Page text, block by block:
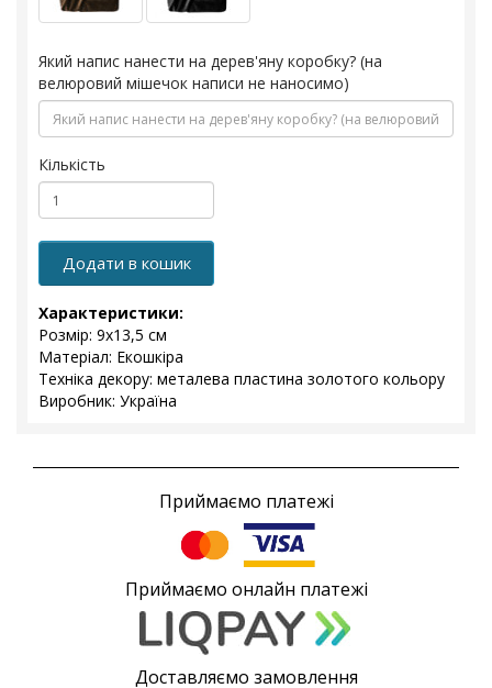
Який напис нанести на дерев'яну коробку? (на
велюровий мішечок написи не наносимо)
Кількість
Додати в кошик
Характеристики:
Розмір: 9x13,5 см
Матеріал: Екошкіра
Техніка декору: металева пластина золотого кольору
Виробник: Україна
Приймаємо платежі
Приймаємо онлайн платежі
Доставляємо замовлення